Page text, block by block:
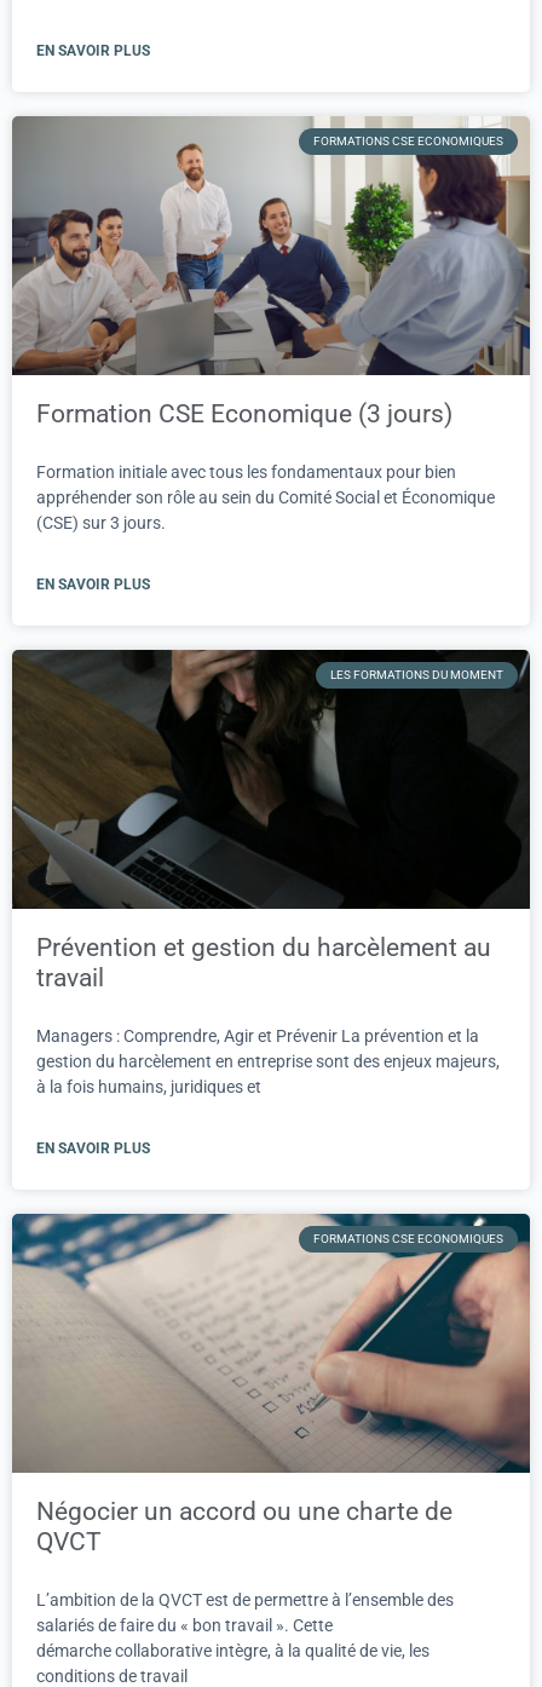
EN SAVOIR PLUS
FORMATIONS CSE ECONOMIQUES
Formation CSE Economique (3 jours)
Formation initiale avec tous les fondamentaux pour bien
appréhender son rôle au sein du Comité Social et Économique
(CSE) sur 3 jours.
EN SAVOIR PLUS
LES FORMATIONS DU MOMENT
Prévention et gestion du harcèlement au
travail
Managers : Comprendre, Agir et Prévenir La prévention et la
gestion du harcèlement en entreprise sont des enjeux majeurs,
à la fois humains, juridiques et
EN SAVOIR PLUS
FORMATIONS CSE ECONOMIQUES
Négocier un accord ou une charte de
QVCT
L’ambition de la QVCT est de permettre à l’ensemble des
salariés de faire du « bon travail ». Cette
démarche collaborative intègre, à la qualité de vie, les
conditions de travail